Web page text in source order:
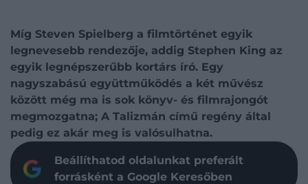
Míg Steven Spielberg a filmtörténet egyik
legnevesebb rendezője, addig Stephen King az
egyik legnépszerűbb kortárs író. Egy
nagyszabású együttműködés a két művész
között még ma is sok könyv- és filmrajongót
megmozgatna; A Talizmán című regény által
pedig ez akár meg is valósulhatna.
Beállíthatod oldalunkat preferált
forrásként a Google Keresőben